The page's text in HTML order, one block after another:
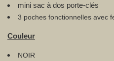
mini sac à dos porte-clés
3 poches fonctionnelles avec
Couleur
NOIR